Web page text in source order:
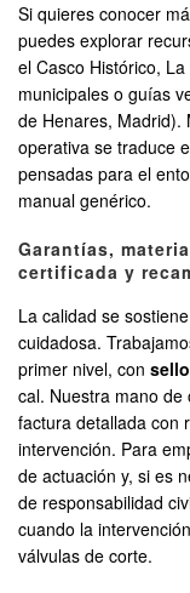
Si quieres conocer
puedes explorar
el Casco Histórico,
municipales o guías
de Henares, Madrid).
operativa se traduce
pensadas para el
manual genérico.
Garantías,
certificada y
La calidad se
cuidadosa.
primer nivel, con
cal. Nuestra mano
factura detallada con
intervención. Para
de actuación y, si es
de responsabilidad
cuando la
válvulas de corte.